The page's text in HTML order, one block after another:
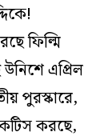
ফিল্মি
এপ্রিল
পুরস্কারে,
করছে,